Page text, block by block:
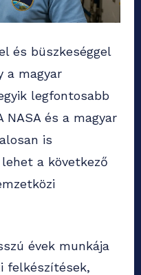
és büszkeséggel
a magyar
legfontosabb
és a magyar
is
a következő
évek munkája
felkészítések,